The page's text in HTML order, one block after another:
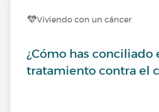
Viviendo con un cáncer
¿Cómo has conciliado
tratamiento contra el